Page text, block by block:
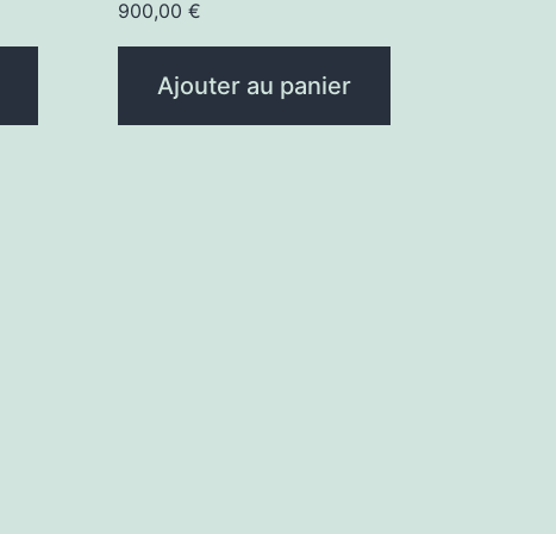
900,00 €
Ajouter au panier